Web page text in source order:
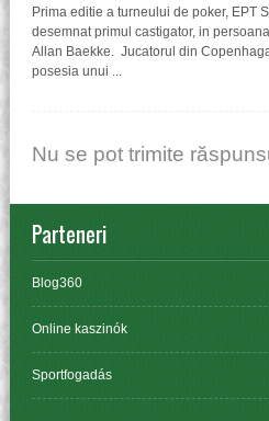
Prima editie a turneului de poker, EPT
desemnat primul castigator, in
Allan Baekke. Jucatorul din
posesia unui ...
Nu se pot trimite
Parteneri
Blog360
Online kaszinók
Sportfogadás